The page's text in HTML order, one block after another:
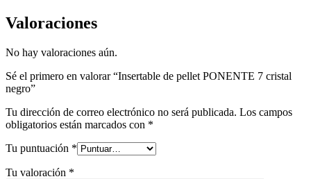
Valoraciones
No hay valoraciones aún.
Sé el primero en valorar “Insertable de pellet PONENTE 7 cristal
negro”
Tu dirección de correo electrónico no será publicada. Los campos
obligatorios están marcados con *
Tu puntuación *
Tu valoración *